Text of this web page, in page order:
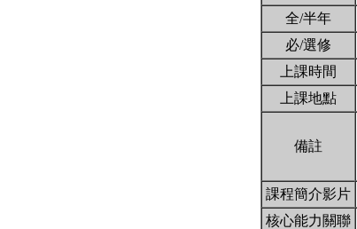
全/半年
必/選修
上課時間
上課地點
備註
課程簡介影片
核心能力關聯